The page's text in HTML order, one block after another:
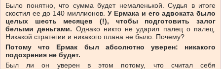
Было понятно, что сумма будет немаленькой. Судья в итоге
скостил ее до 140 миллионов. У Ермака и его адвоката было
целых
шесть месяцев (!), чтобы подготовить
залог
белыми деньгами. Однако никто не ударил палец о палец.
Никакой стратегии и никакого плана не было. Почему?
Потому
что Ермак был абсолютно уверен:
никакого
подозрения не будет.
Был ли он уверен в этом потому, что считал себя